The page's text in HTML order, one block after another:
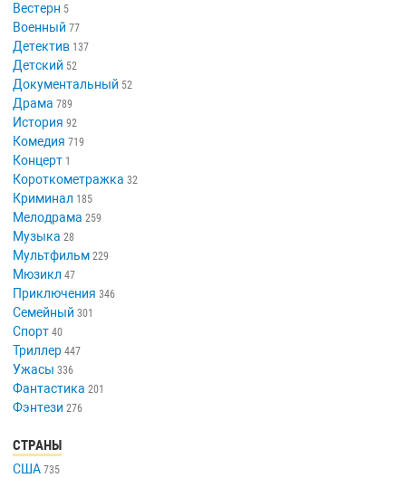
Вестерн 5
Военный 77
Детектив 137
Детский 52
Документальный 52
Драма 789
История 92
Комедия 719
Концерт 1
Короткометражка 32
Криминал 185
Мелодрама 259
Музыка 28
Мультфильм 229
Мюзикл 47
Приключения 346
Семейный 301
Спорт 40
Триллер 447
Ужасы 336
Фантастика 201
Фэнтези 276
СТРАНЫ
США 735